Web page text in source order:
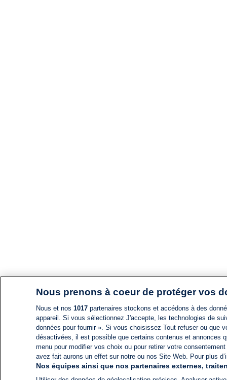
Nous prenons à coeur de protéger vos
Nous et nos 1017partenaires stockons et accédons à des
appareil. Si vous sélectionnez J'accepte, les technologies de
données pour fournir ». Si vous choisissez Tout refuser ou
désactivées, il est possible que certains contenus et annonces
menu pour modifier vos choix ou pour retirer votre
avez fait aurons un effet sur notre ou nos Site Web. Pour plus
Nos équipes ainsi que nos partenaires externes,